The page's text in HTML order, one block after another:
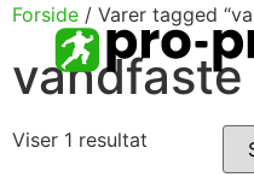
Forside / Varer tagged
Viser 1 resultat